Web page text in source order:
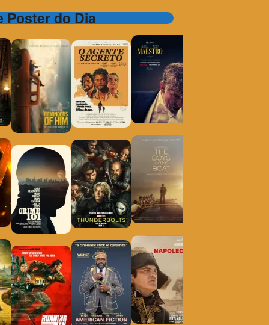
Poster do Dia